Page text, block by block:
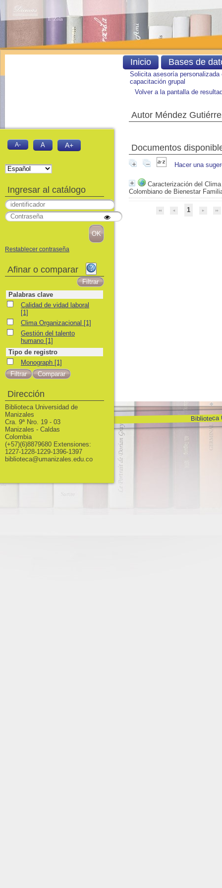
Solicita asesoría personalizada
capacitación grupal
Volver a la pantalla de
Autor Méndez
Documentos
Hacer una
Caracterización del
Colombiano de Bienestar
1
Biblioteca
Inicio Bases de
A- A A+
Ingresar al catálogo
Restablecer contraseña
Afinar o comparar
Palabras clave
Calidad de vidad laboral
Calidad de vidad laboral
[1]
Clima Organizacional
Clima Organizacional [1]
Gestión del talento humano
Gestión del talento
humano [1]
Tipo de registro
Monograph
Monograph [1]
Dirección
Biblioteca Universidad de
Manizales
Cra. 9ª Nro. 19 - 03
Manizales - Caldas
Colombia
(+57)(6)8879680 Extensiones:
1227-1228-1229-1396-1397
biblioteca@umanizales.edu.co